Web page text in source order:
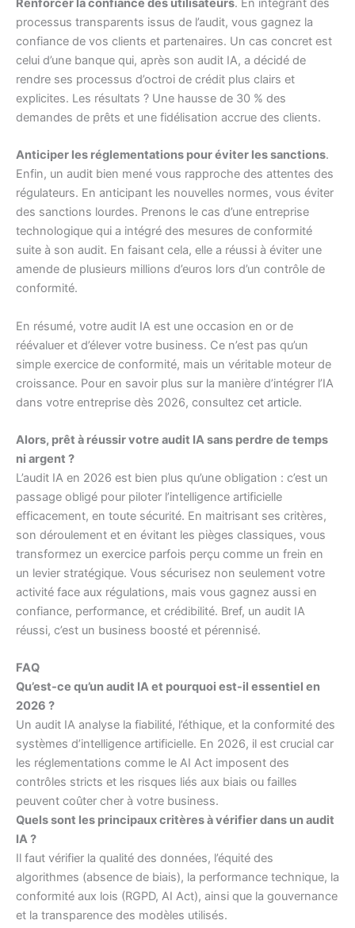
Renforcer la confiance des utilisateurs. En intégrant des
processus transparents issus de l’audit, vous gagnez la
confiance de vos clients et partenaires. Un cas concret est
celui d’une banque qui, après son audit IA, a décidé de
rendre ses processus d’octroi de crédit plus clairs et
explicites. Les résultats ? Une hausse de 30 % des
demandes de prêts et une fidélisation accrue des clients.
Anticiper les réglementations pour éviter les sanctions.
Enfin, un audit bien mené vous rapproche des attentes des
régulateurs. En anticipant les nouvelles normes, vous éviter
des sanctions lourdes. Prenons le cas d’une entreprise
technologique qui a intégré des mesures de conformité
suite à son audit. En faisant cela, elle a réussi à éviter une
amende de plusieurs millions d’euros lors d’un contrôle de
conformité.
En résumé, votre audit IA est une occasion en or de
réévaluer et d’élever votre business. Ce n’est pas qu’un
simple exercice de conformité, mais un véritable moteur de
croissance. Pour en savoir plus sur la manière d’intégrer l’IA
dans votre entreprise dès 2026, consultez cet article.
Alors, prêt à réussir votre audit IA sans perdre de temps
ni argent ?
L’audit IA en 2026 est bien plus qu’une obligation : c’est un
passage obligé pour piloter l’intelligence artificielle
efficacement, en toute sécurité. En maitrisant ses critères,
son déroulement et en évitant les pièges classiques, vous
transformez un exercice parfois perçu comme un frein en
un levier stratégique. Vous sécurisez non seulement votre
activité face aux régulations, mais vous gagnez aussi en
confiance, performance, et crédibilité. Bref, un audit IA
réussi, c’est un business boosté et pérennisé.
FAQ
Qu’est-ce qu’un audit IA et pourquoi est-il essentiel en
2026 ?
Un audit IA analyse la fiabilité, l’éthique, et la conformité des
systèmes d’intelligence artificielle. En 2026, il est crucial car
les réglementations comme le AI Act imposent des
contrôles stricts et les risques liés aux biais ou failles
peuvent coûter cher à votre business.
Quels sont les principaux critères à vérifier dans un audit
IA ?
Il faut vérifier la qualité des données, l’équité des
algorithmes (absence de biais), la performance technique, la
conformité aux lois (RGPD, AI Act), ainsi que la gouvernance
et la transparence des modèles utilisés.